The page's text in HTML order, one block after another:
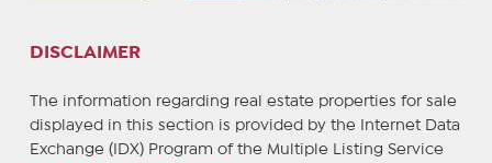
DISCLAIMER
The information regarding real estate properties for sale
displayed in this section is provided by the Internet Data
Exchange (IDX) Program of the Multiple Listing Service